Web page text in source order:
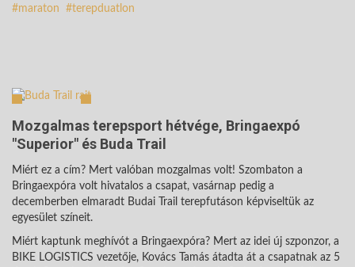
maraton
terepduatlon
Mozgalmas terepsport hétvége, Bringaexpó
"Superior" és Buda Trail
Miért ez a cím? Mert valóban mozgalmas volt! Szombaton a
Bringaexpóra volt hivatalos a csapat, vasárnap pedig a
decemberben elmaradt Budai Trail terepfutáson képviseltük az
egyesület színeit.
Miért kaptunk meghívót a Bringaexpóra? Mert az idei új szponzor, a
BIKE LOGISTICS vezetője, Kovács Tamás átadta át a csapatnak az 5